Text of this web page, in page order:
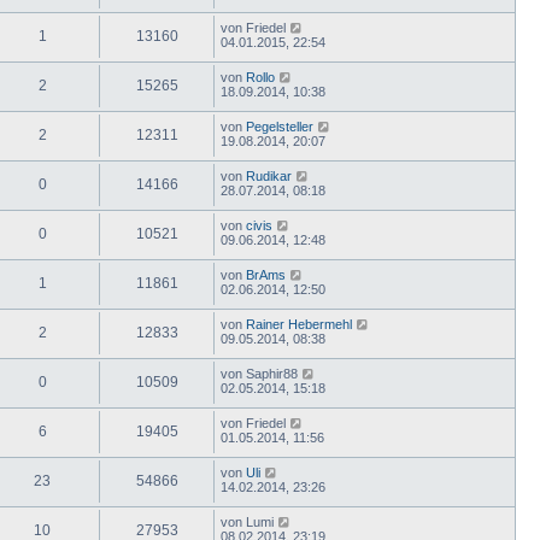
1 13160 von Friedel
04.01.2015, 22:54
2 15265 von Rollo
18.09.2014, 10:38
2 12311 von Pegelsteller
19.08.2014, 20:07
0 14166 von Rudikar
28.07.2014, 08:18
0 10521 von civis
09.06.2014, 12:48
1 11861 von BrAms
02.06.2014, 12:50
2 12833 von Rainer Hebermehl
09.05.2014, 08:38
0 10509 von Saphir88
02.05.2014, 15:18
6 19405 von Friedel
01.05.2014, 11:56
23 54866 von Uli
14.02.2014, 23:26
10 27953 von Lumi
08.02.2014, 23:19